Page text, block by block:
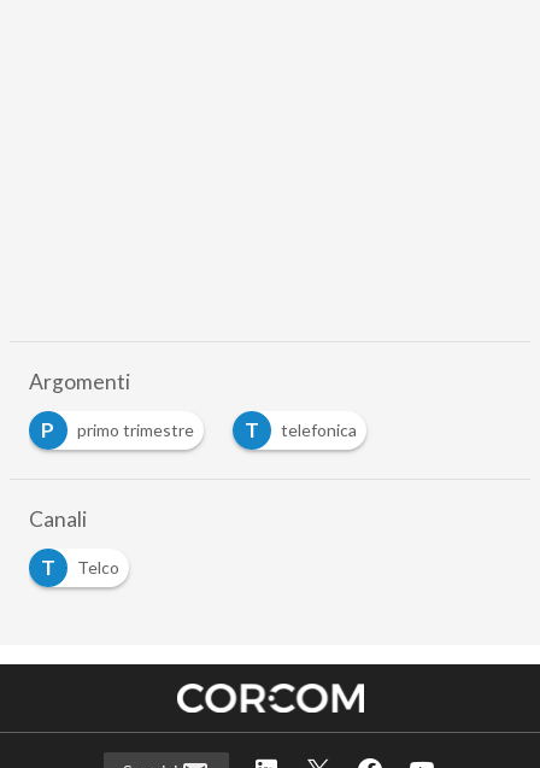
Argomenti
P
primo trimestre T telefonica
Canali
T
Telco